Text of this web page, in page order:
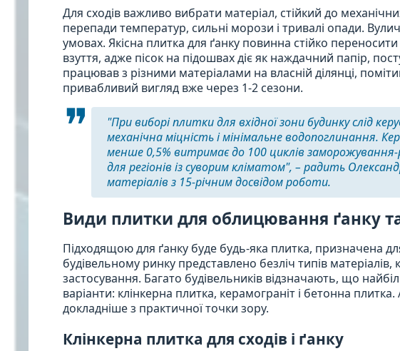
Для сходів важливо вибрати матеріал, стійкий до
перепади температур, сильні морози і тривалі опади.
умовах. Якісна плитка для ґанку повинна стійко
взуття, адже пісок на підошвах діє як наждачний папір,
працював з різними матеріалами на власній ділянці,
привабливий вигляд вже через 1-2 сезони.
"При виборі плитки для вхідної зони будинку слід
механічна міцність і мінімальне водопоглинання.
менше 0,5% витримає до 100 циклів
для регіонів із суворим кліматом", – радить
матеріалів з 15-річним досвідом роботи.
Види плитки для облицювання ґанку
Підходящою для ґанку буде будь-яка плитка, призначена
будівельному ринку представлено безліч типів
застосування. Багато будівельників відзначають, що
варіанти: клінкерна плитка, керамограніт і бетонна
докладніше з практичної точки зору.
Клінкерна плитка для сходів і ґанку